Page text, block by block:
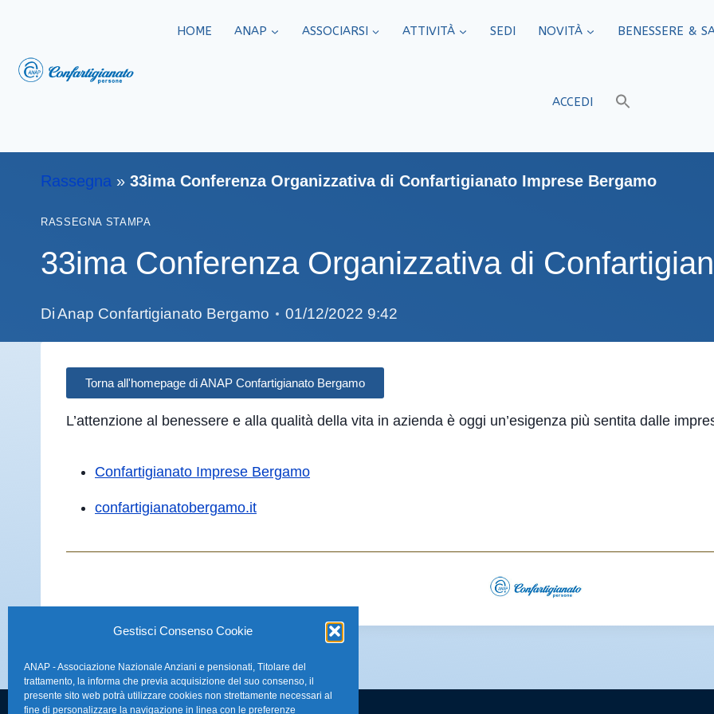
Gestisci Consenso Cookie
ANAP - Associazione Nazionale Anziani e pensionati, Titolare del
trattamento, la informa che previa acquisizione del suo consenso, il
presente sito web potrà utilizzare cookies non strettamente necessari al
fine di personalizzare la navigazione in linea con le preferenze
HOME ANAP ASSOCIARSI ATTIVITÀ SEDI​ NOVITÀ BENESSERE &
ACCEDI
Rassegna » 33ima Conferenza Organizzativa di Confartigianato Imprese Bergamo
RASSEGNA STAMPA
33ima Conferenza Organizzativa di
DiAnap Confartigianato Bergamo 01/12/2022 9:42
Torna all'homepage di ANAP Confartigianato Bergamo
L’attenzione al benessere e alla qualità della vita in azienda è oggi un’esigenza più sentita dalle
Confartigianato Imprese Bergamo
confartigianatobergamo.it